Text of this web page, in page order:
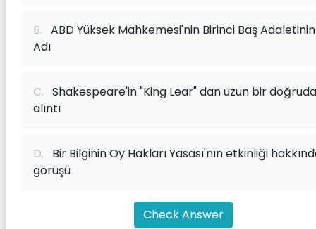
B. ABD Yüksek Mahkemesi'nin Birinci Baş Adaletinin
Adı
C. Shakespeare'in "King Lear" dan uzun bir
alıntı
D. Bir Bilginin Oy Hakları Yasası'nın etkinliği
görüşü
Check Answer